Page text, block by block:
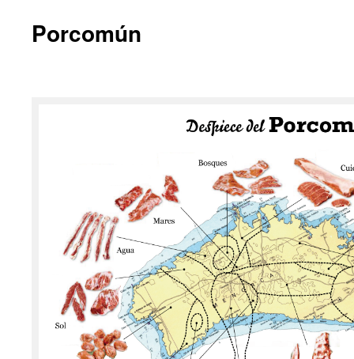
Porcomún